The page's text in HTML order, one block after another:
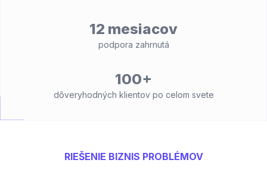
12 mesiacov
podpora zahrnutá
100+
dôveryhodných klientov po celom svete
RIEŠENIE BIZNIS PROBLÉMOV